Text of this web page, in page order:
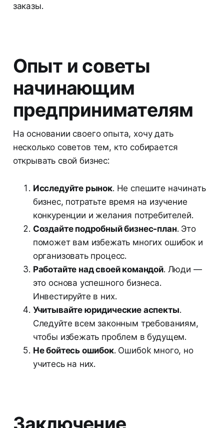
заказы.
Опыт и советы
начинающим
предпринимателям
На основании своего опыта, хочу дать
несколько советов тем, кто собирается
открывать свой бизнес:
Исследуйте рынок. Не спешите начинать
бизнес, потратьте время на изучение
конкуренции и желания потребителей.
Создайте подробный бизнес-план. Это
поможет вам избежать многих ошибок и
организовать процесс.
Работайте над своей командой. Люди —
это основа успешного бизнеса.
Инвестируйте в них.
Учитывайте юридические аспекты.
Следуйте всем законным требованиям,
чтобы избежать проблем в будущем.
Не бойтесь ошибок. Ошибok много, но
учитесь на них.